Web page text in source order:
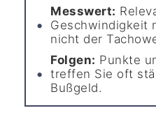
Messwert:
Geschwindigkeit
nicht der
Folgen: Punkte
treffen Sie oft
Bußgeld.